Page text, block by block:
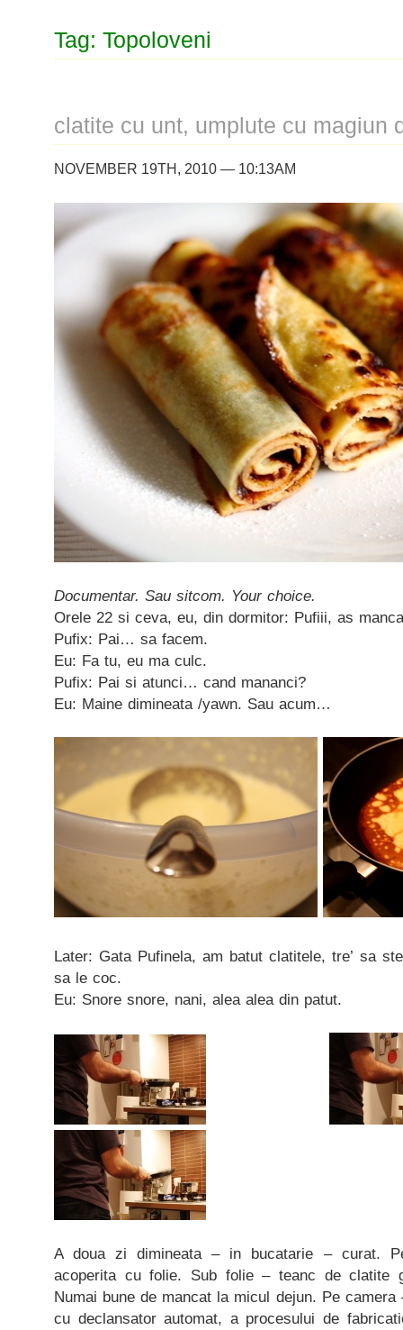
Tag: Topoloveni
clatite cu unt, umplute cu magiun
NOVEMBER 19TH, 2010 — 10:13AM
Documentar. Sau sitcom. Your choice.
Orele 22 si ceva, eu, din dormitor: Pufiii, as
Pufix: Pai… sa facem.
Eu: Fa tu, eu ma culc.
Pufix: Pai si atunci… cand mananci?
Eu: Maine dimineata /yawn. Sau acum…
Later: Gata Pufinela, am batut clatitele, tre’ sa
sa le coc.
Eu: Snore snore, nani, alea alea din patut.
A doua zi dimineata – in bucatarie – curat.
acoperita cu folie. Sub folie – teanc de clatite
Numai bune de mancat la micul dejun. Pe camera
cu declansator automat, a procesului de